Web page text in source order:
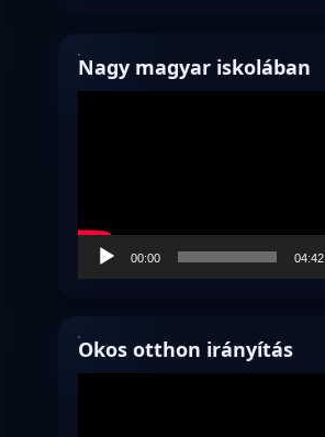
Nagy magyar iskolában
00:00 04:42
Okos otthon irányítás